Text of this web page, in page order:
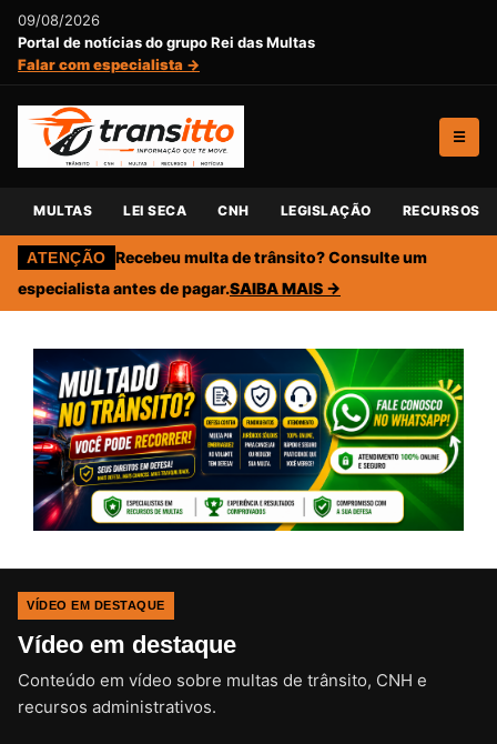
09/08/2026
Portal de notícias do grupo Rei das Multas
Falar com especialista →
☰
MULTAS LEI SECA CNH LEGISLAÇÃO RECURSOS
ATENÇÃO Recebeu multa de trânsito? Consulte um
especialista antes de pagar.SAIBA MAIS →
VÍDEO EM DESTAQUE
Vídeo em destaque
Conteúdo em vídeo sobre multas de trânsito, CNH e
recursos administrativos.CLIQUE PARA ATIVAR O SOM